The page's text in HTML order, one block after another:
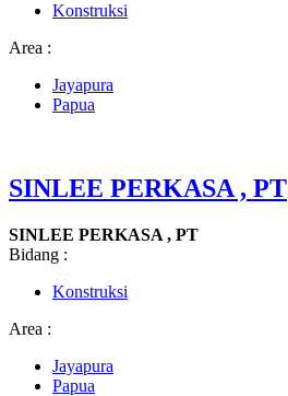
Konstruksi
Area :
Jayapura
Papua
SINLEE PERKASA , PT
SINLEE PERKASA , PT
Bidang :
Konstruksi
Area :
Jayapura
Papua